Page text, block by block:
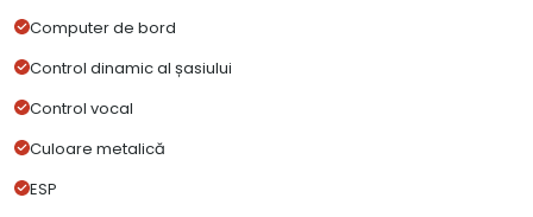
Computer de bord
Control dinamic al șasiului
Control vocal
Culoare metalică
ESP